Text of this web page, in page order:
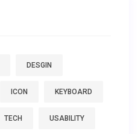
DESGIN
ICON KEYBOARD
TECH USABILITY